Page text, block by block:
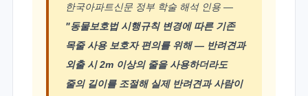
한국아파트신문 정부 학술 해석 인용 —
"동물보호법 시행규칙 변경에 따른 기존
목줄 사용 보호자 편의를 위해 — 반려견과
외출 시 2m 이상의 줄을 사용하더라도
줄의 길이를 조절해 실제 반려견과 사람이